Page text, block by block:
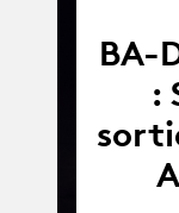
Album
BA-
: